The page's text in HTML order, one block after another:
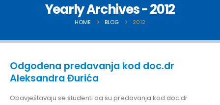
Yearly Archives - 2012
HOME BLOG 2012
Odgođena predavanja kod doc.dr
Aleksandra Đurića
Obavještavaju se studenti da su predavanja kod doc.dr